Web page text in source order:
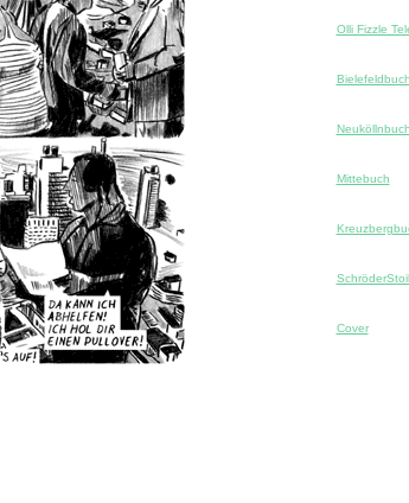
Olli Fizzle
Bielefeldbuch
Neuköllnbuch
Mittebuch
Cover